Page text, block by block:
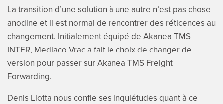
La transition d’une solution à une autre n’est pas chose
anodine et il est normal de rencontrer des réticences au
changement. Initialement équipé de Akanea TMS
INTER, Mediaco Vrac a fait le choix de changer de
version pour passer sur Akanea TMS Freight
Forwarding.
Denis Liotta nous confie ses inquiétudes quant à ce